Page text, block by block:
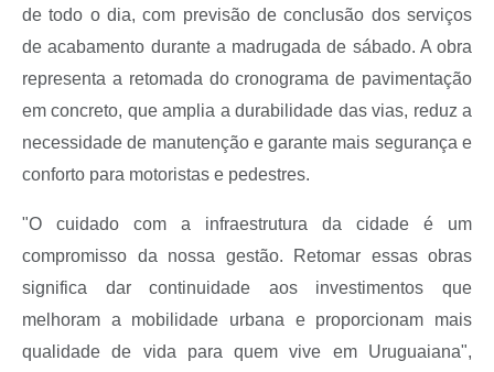
de todo o dia, com previsão de conclusão dos serviços
de acabamento durante a madrugada de sábado. A obra
representa a retomada do cronograma de pavimentação
em concreto, que amplia a durabilidade das vias, reduz a
necessidade de manutenção e garante mais segurança e
conforto para motoristas e pedestres.
"O cuidado com a infraestrutura da cidade é um
compromisso da nossa gestão. Retomar essas obras
significa dar continuidade aos investimentos que
melhoram a mobilidade urbana e proporcionam mais
qualidade de vida para quem vive em Uruguaiana",